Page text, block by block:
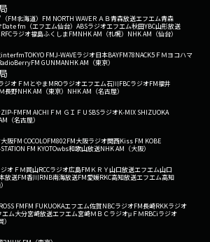
FM北海道） FM NORTH WAVEＲＡＢ青森放送エフエム青森
Date fm（エフエム仙台） ABSラジオエフエム秋田YBC山形放送
RFCラジオ福島ふくしまFMNHK AM（札幌） NHK AM（仙台）
interfmTOKYO FMJ-WAVEラジオ日本BAYFM78NACK5 ＦＭヨコハマ
FM GUNMANHK AM（東京）
ジオ ＦＭとやまMROラジオエフエム石川FBCラジオFM福井
長野NHK AM（東京） NHK AM（名古屋）
ZIP-FMFM AICHI ＦＭ ＧＩＦＵ SBSラジオK-MIX SHIZUOKA
（名古屋）
阪FM COCOLOFM802FM大阪ラジオ関西Kiss FM KOBE
FM KYOTOwbs和歌山放送NHK AM（大阪）
オ ＦＭ岡山RCCラジオ広島FM ＫＲＹ山口放送エフエム山口
放送FM香川RNB南海放送FM愛媛RKC高知放送エフエム高知
FMFM FUKUOKAエフエム佐賀NBCラジオFM長崎RKKラジオ
エム大分宮崎放送エフエム宮崎ＭＢＣラジオμＦＭRBCiラジオ